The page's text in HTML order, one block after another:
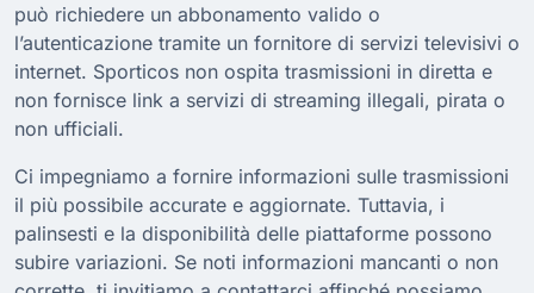
può richiedere un abbonamento valido o
l’autenticazione tramite un fornitore di servizi televisivi o
internet. Sporticos non ospita trasmissioni in diretta e
non fornisce link a servizi di streaming illegali, pirata o
non ufficiali.
Ci impegniamo a fornire informazioni sulle trasmissioni
il più possibile accurate e aggiornate. Tuttavia, i
palinsesti e la disponibilità delle piattaforme possono
subire variazioni. Se noti informazioni mancanti o non